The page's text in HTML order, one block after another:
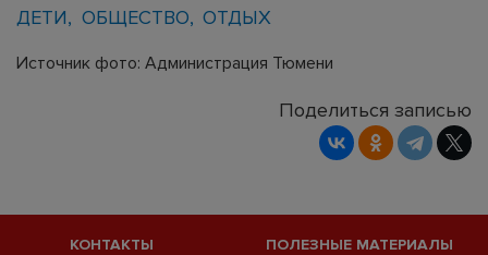
ДЕТИ
ОБЩЕСТВО ОТДЫХ
Источник фото: Администрация Тюмени
Поделиться записью
КОНТАКТЫ ПОЛЕЗНЫЕ МАТЕРИАЛЫ